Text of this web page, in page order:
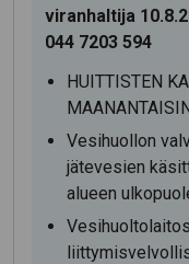
viranhaltija
044 7203 594
HUITTISTEN
Vesihuollon
jätevesien
alueen